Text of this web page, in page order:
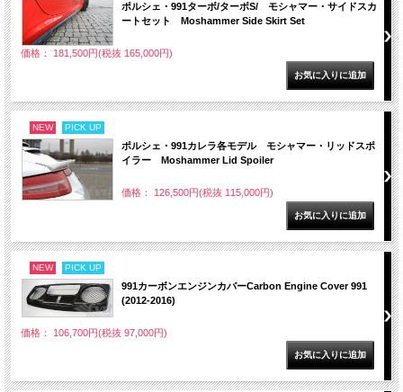
ポルシェ・991ターボ/ターボS/ モシャマー・サイドスカ
ートセット Moshammer Side Skirt Set
価格： 181,500円(税抜 165,000円)
NEW PICK UP
ポルシェ・991カレラ各モデル モシャマー・リッドスポ
イラー Moshammer Lid Spoiler
価格： 126,500円(税抜 115,000円)
NEW PICK UP
991カーボンエンジンカバーCarbon Engine Cover 991
(2012-2016)
価格： 106,700円(税抜 97,000円)